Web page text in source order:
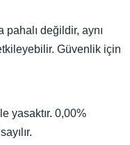
pahalı değildir, aynı
Güvenlik için
yasaktır. 0,00%